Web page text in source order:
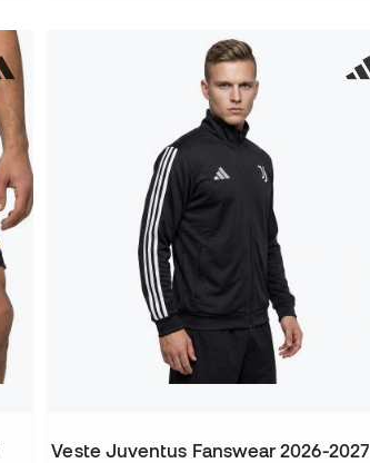
Veste Juventus Fanswear 2026-2027